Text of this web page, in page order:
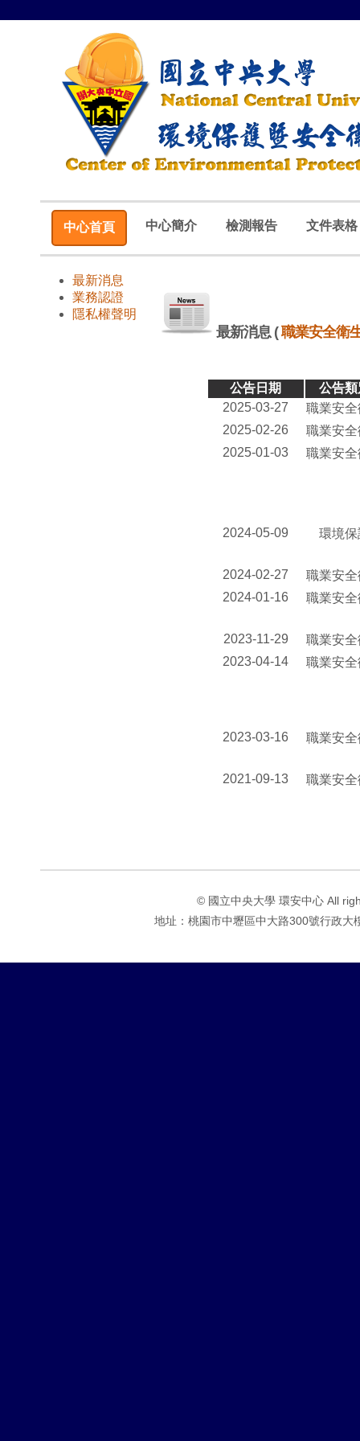
中心首頁 中心簡介 檢測報告 文件表格
最新消息
業務認證
隱私權聲明
最新消息 (職業安全衛
公告日期
公告
2025-03-27
職業安
2025-02-26
職業安
2025-01-03
職業安
2024-05-09 環境
2024-02-27
職業安
2024-01-16
職業安
2023-11-29
職業安
2023-04-14
職業安
2023-03-16 職業安
2021-09-13 職業安
© 國立中央大學 環安中心 All
地址：桃園市中壢區中大路300號行